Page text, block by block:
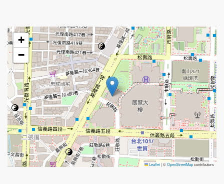
+
−
Leaflet|©OpenStreetMapcontributors